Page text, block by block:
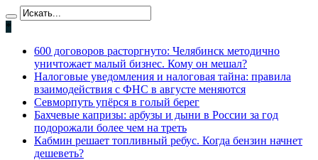
*
600 договоров расторгнуто: Челябинск методично
уничтожает малый бизнес. Кому он мешал?
Налоговые уведомления и налоговая тайна: правила
взаимодействия с ФНС в августе меняются
Севморпуть упёрся в голый берег
Бахчевые капризы: арбузы и дыни в России за год
подорожали более чем на треть
Кабмин решает топливный ребус. Когда бензин начнет
дешеветь?